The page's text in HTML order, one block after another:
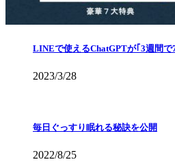
LINEで使えるChatGPTが｢3週間で
2023/3/28
毎日ぐっすり眠れる秘訣を公開
2022/8/25